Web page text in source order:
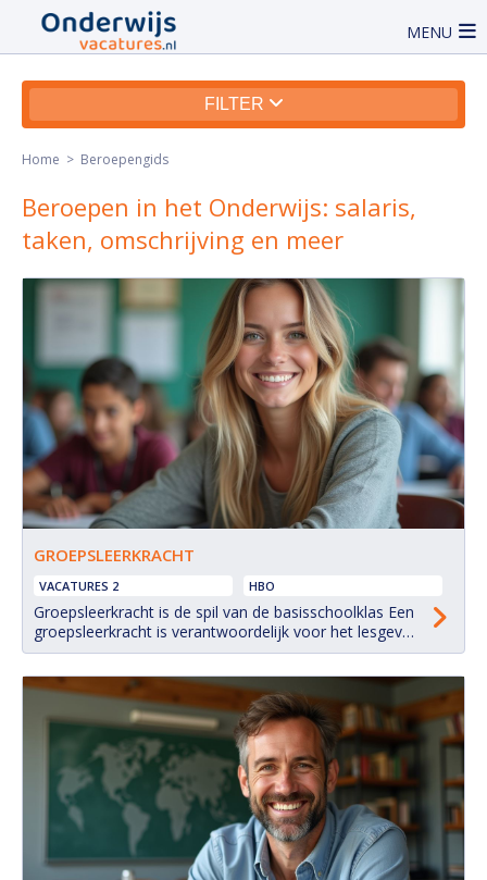
MENU
FILTER
Home > Beroepengids
Beroepen in het Onderwijs: salaris,
taken, omschrijving en meer
GROEPSLEERKRACHT
VACATURES 2 HBO
Groepsleerkracht is de spil van de basisschoolklas Een
groepsleerkracht is verantwoordelijk voor het lesgeven
aan en de begeleiding van een groep kinderen in het
basisonderwijs.